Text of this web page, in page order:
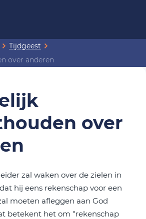
Tijdgeest
over anderen
over
zal waken over de zielen in
hij eens rekenschap voor een
moeten afleggen aan God
betekent het om "rekenschap